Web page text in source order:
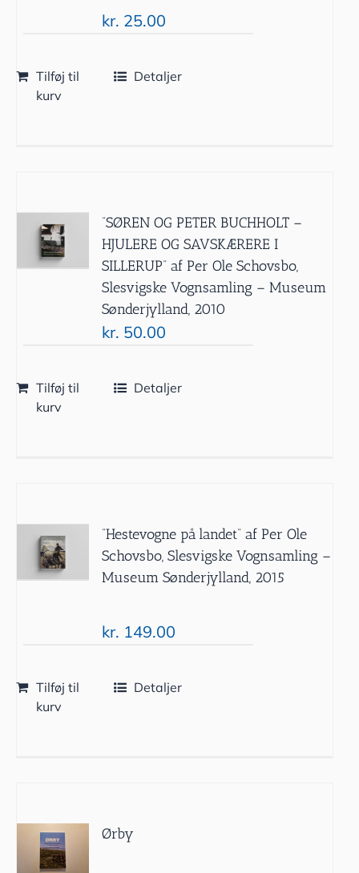
kr. 25.00
Tilføj til
kurv
Detaljer
”SØREN OG PETER BUCHHOLT –
HJULERE OG SAVSKÆRERE I
SILLERUP” af Per Ole Schovsbo,
Slesvigske Vognsamling – Museum
Sønderjylland, 2010
kr. 50.00
Tilføj til
kurv
Detaljer
”Hestevogne på landet” af Per Ole
Schovsbo, Slesvigske Vognsamling –
Museum Sønderjylland, 2015
kr. 149.00
Tilføj til
kurv
Detaljer
Ørby